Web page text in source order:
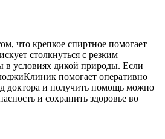
что крепкое спиртное помогает
столкнуться с резким
в условиях дикой природы. Если
помогает оперативно
доктора и получить помощь можно
и сохранить здоровье во